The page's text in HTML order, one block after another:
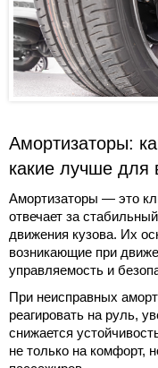
Амортизаторы:
какие лучше для
Амортизаторы — это
отвечает за
движения кузова. Их
возникающие при
управляемость и
При неисправных
реагировать на руль,
снижается
не только на комфорт,